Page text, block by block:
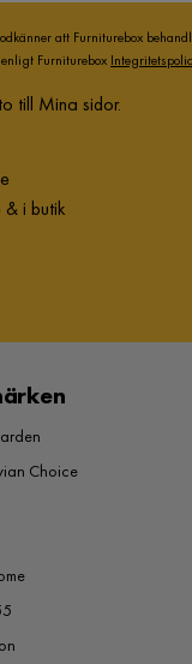
att Furniturebox
Furniturebox
till Mina sidor.
& i butik
Choice